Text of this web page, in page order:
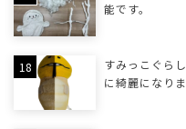
能です。
すみっこぐら
に綺麗になりま